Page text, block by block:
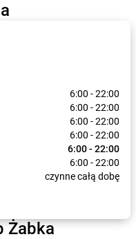
6:00 - 22:00
6:00 - 22:00
6:00 - 22:00
6:00 - 22:00
6:00 - 22:00
6:00 - 22:00
czynne całą dobę
Żabka